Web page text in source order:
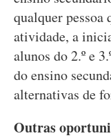
qualquer pessoa
atividade, a
alunos do 2.º e
do ensino
alternativas de
Outras